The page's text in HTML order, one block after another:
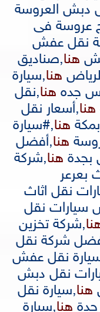
دبش العروسة
عروسة فى
نقل عفش
هنا,صناديق
هنا,سيارة
جده هنا,نقل
هنا,أسعار نقل
هنا,#سيارة
هنا,أفضل
هنا,شركة
بعرعر
نقل اثاث
سيارات نقل
,شركة تخزين
شركة نقل
نقل عفش
نقل دبش
هنا,سيارة نقل
هنا,سيارة